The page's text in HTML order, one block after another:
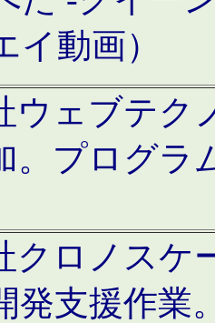
イ動画）
ウェブテク
。プログラ
クロノスケ
発支援作業